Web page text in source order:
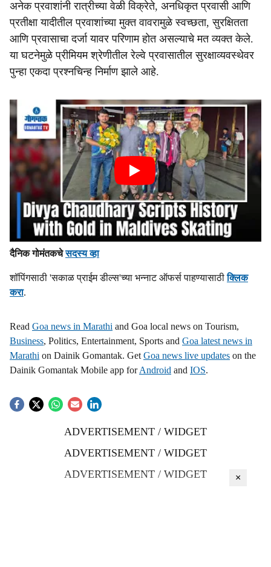
अनेक प्रवाशांनी रात्रीच्या वेळी विक्रेते, अनधिकृत प्रवासी आणि
प्रतीक्षा यादीतील प्रवाशांच्या मुक्त वावरामुळे स्वच्छता, सुरक्षितता
आणि प्रवासाचा दर्जा यावर परिणाम होत असल्याचे मत व्यक्त केले.
या घटनेमुळे प्रीमियम श्रेणीतील रेल्वे प्रवासातील सुरक्षाव्यवस्थेवर
पुन्हा एकदा प्रश्नचिन्ह निर्माण झाले आहे.
दैनिक गोमंतकचेसदस्य व्हा
शॉपिंगसाठी 'सकाळ प्राईम डील्स'च्या भन्नाट ऑफर्स पाहण्यासाठीक्लिक
करा.
Read Goa news in Marathi and Goa local news on Tourism,
Business, Politics, Entertainment, Sports and Goa latest news in
Marathi on Dainik Gomantak. Get Goa news live updates on the
Dainik Gomantak Mobile app forAndroid and IOS.
ADVERTISEMENT / WIDGET
ADVERTISEMENT / WIDGET
ADVERTISEMENT / WIDGET
×